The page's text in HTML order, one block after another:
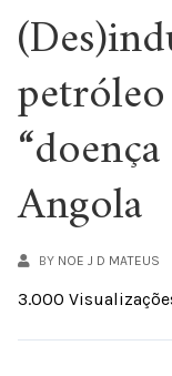
Angola
BY NOE J D MATEUS
3.000